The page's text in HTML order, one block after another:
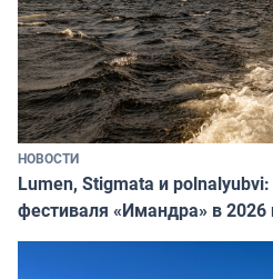
НОВОСТИ
Lumen, Stigmata и
фестиваля «Имандра» в 2026